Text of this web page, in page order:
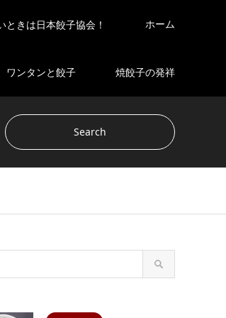
きは日本餃子協会！ ホーム
ワンタンと餃子 焼餃子の発祥